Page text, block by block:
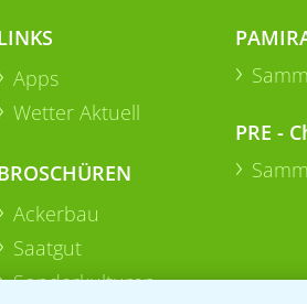
Apps
Wetter Aktuell
Ackerbau
Saatgut
Sonderkulturen
PRE -